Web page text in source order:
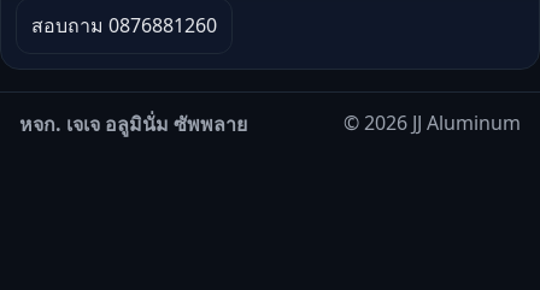
สอบถาม 0876881260
หจก. เจเจ อลูมินั่ม ซัพพลาย © 2026 JJ Aluminum